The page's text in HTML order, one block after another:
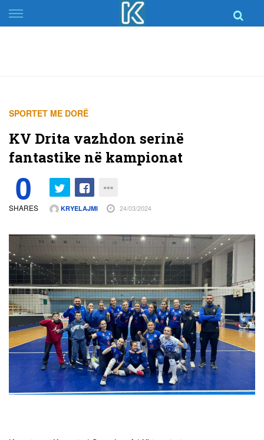
Skip
to
SPORTET ME DORË
KV Drita vazhdon serinë
fantastike në kampionat
0
SHARES KRYELAJMI 24/03/2024